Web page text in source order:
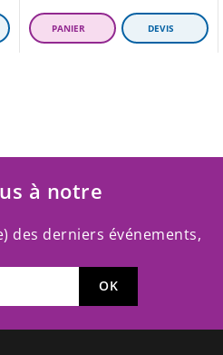
à notre
des derniers événements,